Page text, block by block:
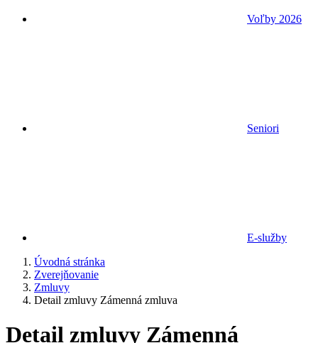
Voľby 2026
Seniori
E-služby
Úvodná stránka
Zverejňovanie
Zmluvy
Detail zmluvy Zámenná zmluva
Detail zmluvy Zámenná